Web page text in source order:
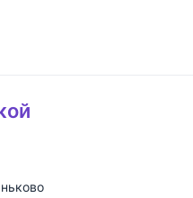
на